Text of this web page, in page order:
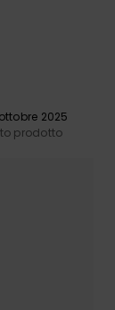
2025
prodotto